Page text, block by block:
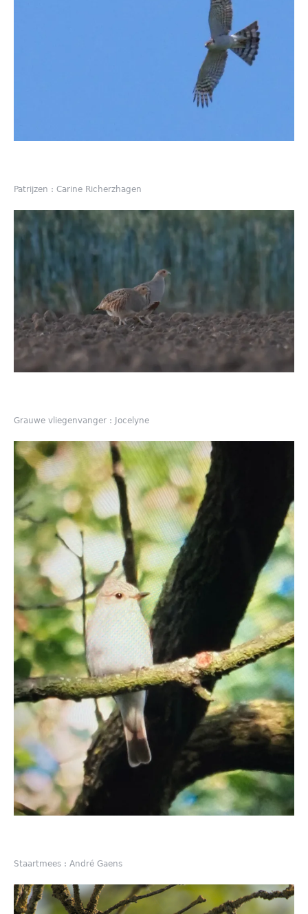
Patrijzen : Carine Richerzhagen
Grauwe vliegenvanger : Jocelyne
Staartmees : André Gaens